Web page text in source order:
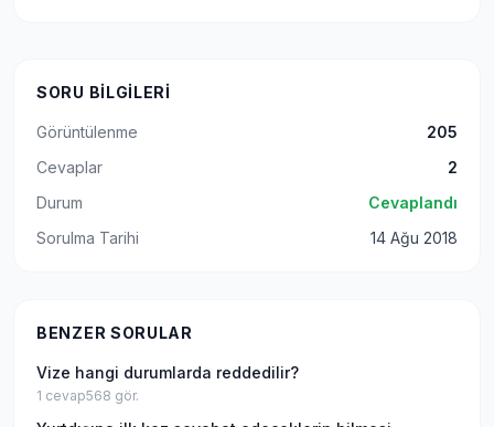
SORU BILGILERI
Görüntülenme
205
Cevaplar
2
Durum
Cevaplandı
Sorulma Tarihi
14 Ağu 2018
BENZER SORULAR
Vize hangi durumlarda reddedilir?
1 cevap568 gör.